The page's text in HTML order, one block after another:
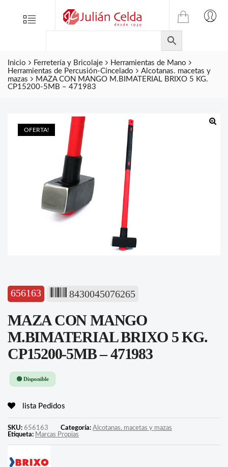
Menu
TIENDA
ONLINE
DE
JULIAN
CELDA
S.L.
Inicio Ferretería y Bricolaje
Herramientas de Mano
Herramientas de Percusión-Cincelado
Alcotanas. macetas y
mazas
MAZA CON MANGO M.BIMATERIAL BRIXO 5 KG.
CP15200-5MB – 471983
OFERTA!
656163 8430045076265
MAZA CON MANGO
M.BIMATERIAL BRIXO 5 KG.
CP15200-5MB – 471983
🟢 Disponible
lista Pedidos
SKU: 656163 Categoría: Alcotanas. macetas y mazas
Etiqueta: Marcas Propias
Folletos
Contacto